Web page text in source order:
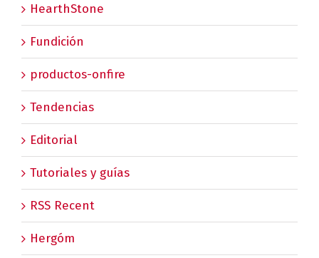
HearthStone
Fundición
productos-onfire
Tendencias
Editorial
Tutoriales y guías
RSS Recent
Hergóm